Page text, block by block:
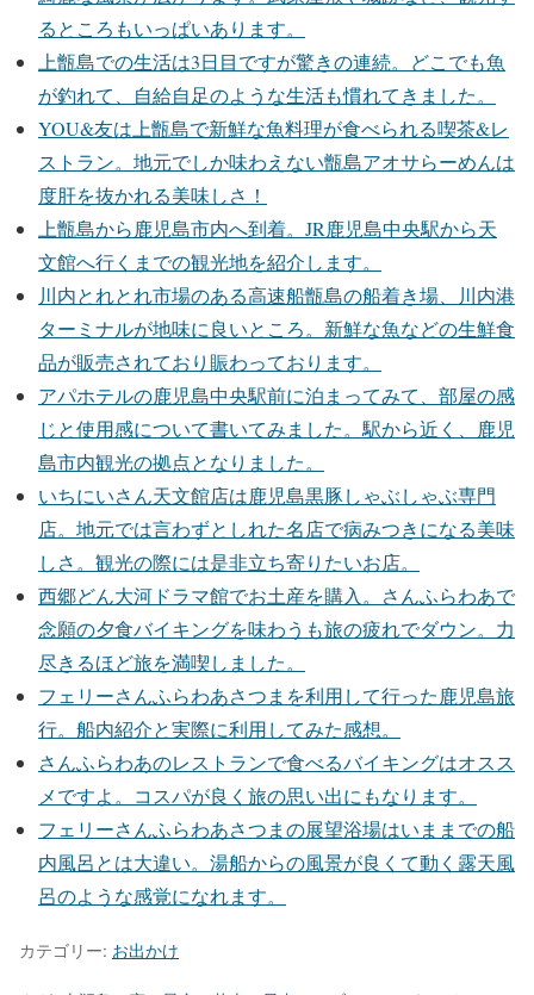
るところもいっぱいあります。
上甑島での生活は3日目ですが驚きの連続。どこでも魚
が釣れて、自給自足のような生活も慣れてきました。
YOU&友は上甑島で新鮮な魚料理が食べられる喫茶&レ
ストラン。地元でしか味わえない甑島アオサらーめんは
度肝を抜かれる美味しさ！
上甑島から鹿児島市内へ到着。JR鹿児島中央駅から天
文館へ行くまでの観光地を紹介します。
川内とれとれ市場のある高速船甑島の船着き場、川内港
ターミナルが地味に良いところ。新鮮な魚などの生鮮食
品が販売されており賑わっております。
アパホテルの鹿児島中央駅前に泊まってみて、部屋の感
じと使用感について書いてみました。駅から近く、鹿児
島市内観光の拠点となりました。
いちにいさん天文館店は鹿児島黒豚しゃぶしゃぶ専門
店。地元では言わずとしれた名店で病みつきになる美味
しさ。観光の際には是非立ち寄りたいお店。
西郷どん大河ドラマ館でお土産を購入。さんふらわあで
念願の夕食バイキングを味わうも旅の疲れでダウン。力
尽きるほど旅を満喫しました。
フェリーさんふらわあさつまを利用して行った鹿児島旅
行。船内紹介と実際に利用してみた感想。
さんふらわあのレストランで食べるバイキングはオスス
メですよ。コスパが良く旅の思い出にもなります。
フェリーさんふらわあさつまの展望浴場はいままでの船
内風呂とは大違い。湯船からの風景が良くて動く露天風
呂のような感覚になれます。
カテゴリー: お出かけ